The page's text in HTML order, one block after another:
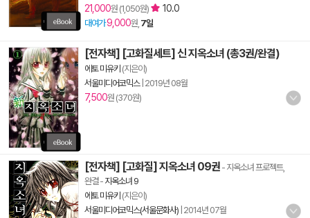
21,000원 (1,050원) 10.0
대여가9,000원, 7일
[전자책] [고화질세트] 신 지옥소녀 (총3권/완결)
에토 미유키 (지은이)
서울미디어코믹스| 2019년 08월
7,500원 (370원)
[전자책] [고화질] 지옥소녀 09권 - 지옥소녀 프로젝트,
완결- 지옥소녀 9
에토 미유키 (지은이)
서울미디어코믹스(서울문화사) 2014년 07월